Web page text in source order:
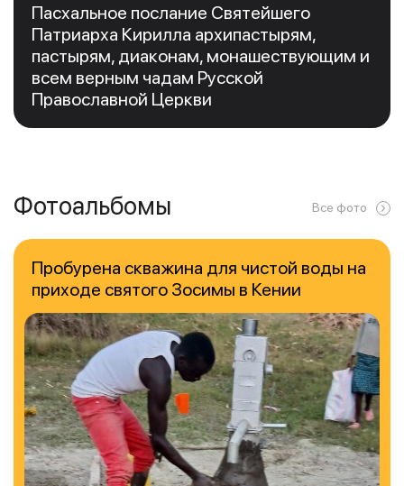
Пасхальное послание Святейшего
Патриарха Кирилла архипастырям,
пастырям, диаконам, монашествующим и
всем верным чадам Русской
Православной Церкви
Фотоальбомы Все фото
Пробурена скважина для чистой воды на
приходе святого Зосимы в Кении